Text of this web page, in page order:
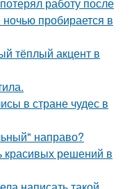
работу после
ночью пробирается в
тёплый акцент в
в стране чудес в
направо?
красивых решений в